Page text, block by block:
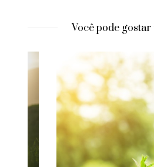
Você pode